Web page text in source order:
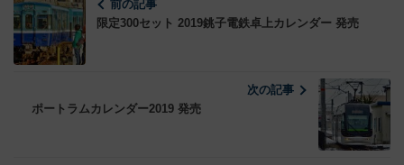
前の記事
限定300セット 2019銚子電鉄卓上カレンダー 発売
次の記事
ポートラムカレンダー2019 発売